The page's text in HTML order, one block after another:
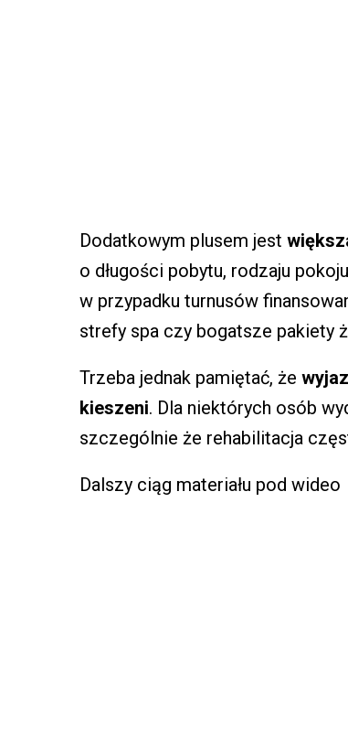
Dodatkowym plusem jest
o długości pobytu, rodzaju
w przypadku turnusów
strefy spa czy bogatsze pakiety
Trzeba jednak pamiętać, że
kieszeni. Dla niektórych osób
szczególnie że rehabilitacja
Dalszy ciąg materiału pod wideo